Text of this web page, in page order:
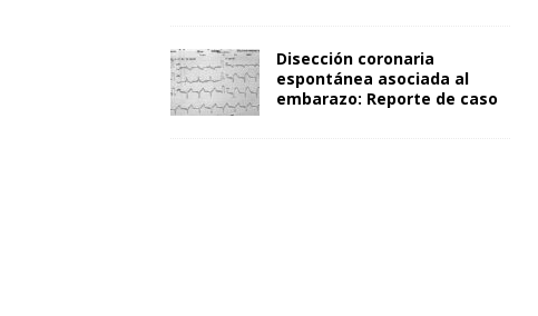
Disección coronaria
espontánea asociada al
embarazo: Reporte de caso